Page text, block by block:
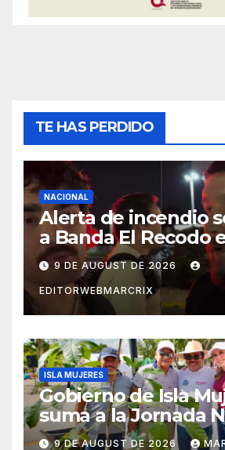
TE HAS PERDIDO
NACIONAL
Alerta de incendio
a Banda El Recodo
9 DE AUGUST DE 2026
EDITORWEBMARCRIX
ISLA MUJERES
Gobierno de Isla
suma a la Jornada
de Reforestación
9 DE AUGUST DE 2026